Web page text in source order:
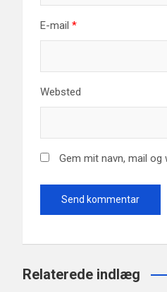
E-mail *
Websted
Gem mit navn, mail
Relaterede indlæg